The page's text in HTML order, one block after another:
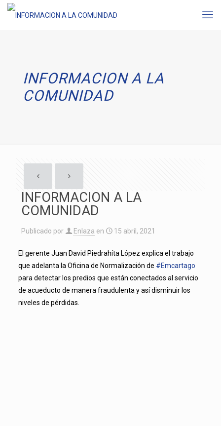
INFORMACION A LA
COMUNIDAD
INFORMACION A LA
COMUNIDAD
Publicado por Enlaza en 15 abril, 2021
El gerente Juan David Piedrahíta López explica el trabajo
que adelanta la Oficina de Normalización de #Emcartago
para detectar los predios que están conectados al servicio
de acueducto de manera fraudulenta y así disminuir los
niveles de pérdidas.